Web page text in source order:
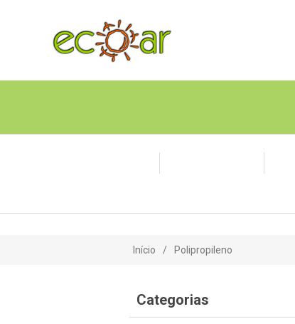
Início / Polipropileno
Categorias